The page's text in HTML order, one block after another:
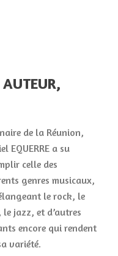
de la Réunion,
EQUERRE a su
celle des
genres musicaux,
le rock, le
jazz, et d’autres
encore qui rendent
variété.